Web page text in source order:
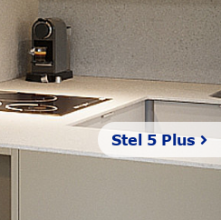
Stel 5 Plus